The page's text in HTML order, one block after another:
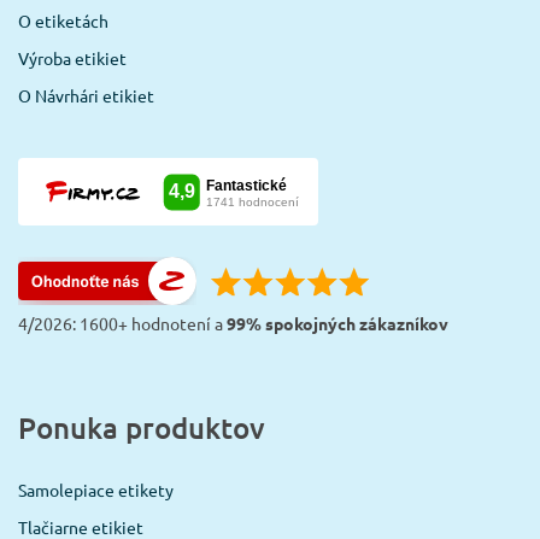
O etiketách
Výroba etikiet
O Návrhári etikiet
4/2026: 1600+ hodnotení a99% spokojných zákazníkov
Ponuka produktov
Samolepiace etikety
Tlačiarne etikiet